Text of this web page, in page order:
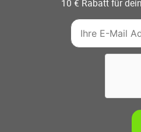
10 € Rabatt für